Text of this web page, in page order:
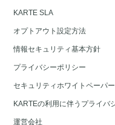
KARTE SLA
オプトアウト設定方法
情報セキュリティ基本方針
プライバシーポリシー
セキュリティホワイトペーパー
KARTEの利用に伴うプライバ
運営会社